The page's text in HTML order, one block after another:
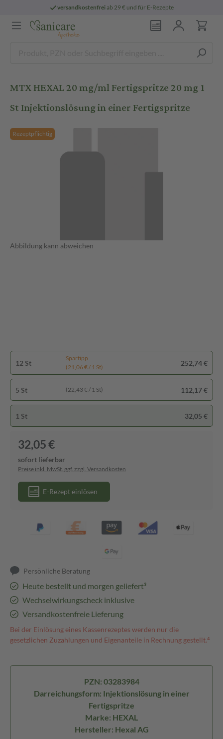
versandkostenfreiab 29 € und für E-Rezepte
MTX HEXAL 20 mg/ml Fertigspritze 20 mg 1
St Injektionslösung in einer Fertigspritze
Rezeptpflichtig
Abbildung kann abweichen
12 St
Spartipp
(21,06 € / 1 St)
252,74 €
5 St (22,43 € / 1 St) 112,17 €
1 St 32,05 €
32,05 €
sofort lieferbar
Preise inkl. MwSt. ggf. zzgl. Versandkosten
E-Rezept einlösen
Persönliche Beratung
Heute bestellt und morgen geliefert³
Wechselwirkungscheck inklusive
Versandkostenfreie Lieferung
Bei der Einlösung eines Kassenrezeptes werden nur die
gesetzlichen Zuzahlungen und Eigenanteile in Rechnung gestellt.⁴
PZN: 03283984
Darreichungsform: Injektionslösung in einer
Fertigspritze
Marke: HEXAL
Hersteller: Hexal AG